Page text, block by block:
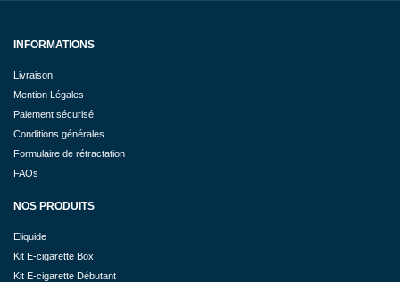
INFORMATIONS
Livraison
Mention Légales
Paiement sécurisé
Conditions générales
Formulaire de rétractation
FAQs
NOS PRODUITS
Eliquide
Kit E-cigarette Box
Kit E-cigarette Débutant